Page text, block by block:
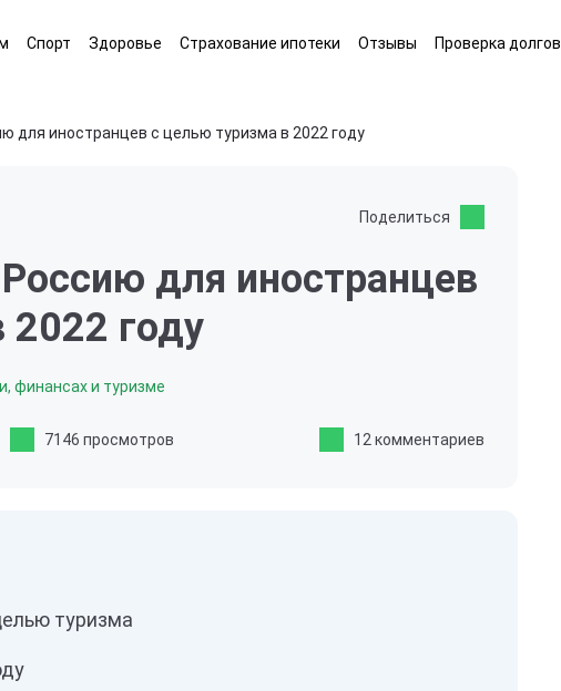
Спорт Здоровье Страхование ипотеки Отзывы Проверка долгов
для иностранцев с целью туризма в 2022 году
Поделиться
для иностранцев
2022 году
финансах и туризме
7146 просмотров 12 комментариев
туризма